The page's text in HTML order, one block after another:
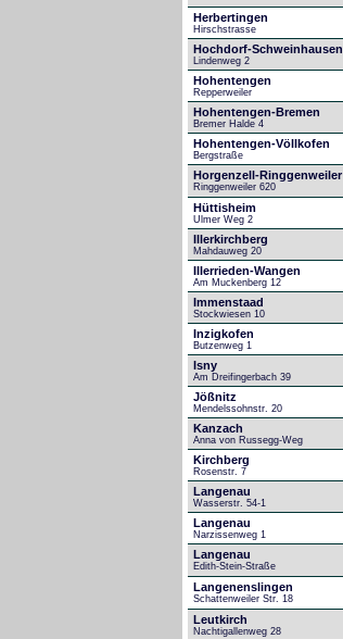
Herbertingen
Hirschstrasse
Hochdorf-Schweinhausen
Lindenweg 2
Hohentengen
Repperweiler
Hohentengen-Bremen
Bremer Halde 4
Hohentengen-Völlkofen
Bergstraße
Horgenzell-Ringgenweiler
Ringgenweiler 620
Hüttisheim
Ulmer Weg 2
Illerkirchberg
Mahdauweg 20
Illerrieden-Wangen
Am Muckenberg 12
Immenstaad
Stockwiesen 10
Inzigkofen
Butzenweg 1
Isny
Am Dreifingerbach 39
Jößnitz
Mendelssohnstr. 20
Kanzach
Anna von Russegg-Weg
Kirchberg
Rosenstr. 7
Langenau
Wasserstr. 54-1
Langenau
Narzissenweg 1
Langenau
Edith-Stein-Straße
Langenenslingen
Schattenweiler Str. 18
Leutkirch
Nachtigallenweg 28